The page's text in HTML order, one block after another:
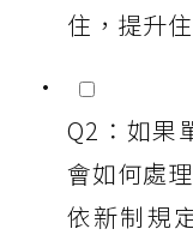
住，提升
Q2：如果
會如何處
依新制規